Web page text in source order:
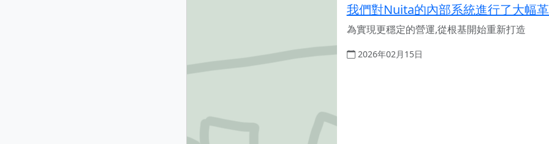
我們對Nuita的內部系統進行了大幅
為實現更穩定的營運,從根基開始重新打造
2026年02月15日